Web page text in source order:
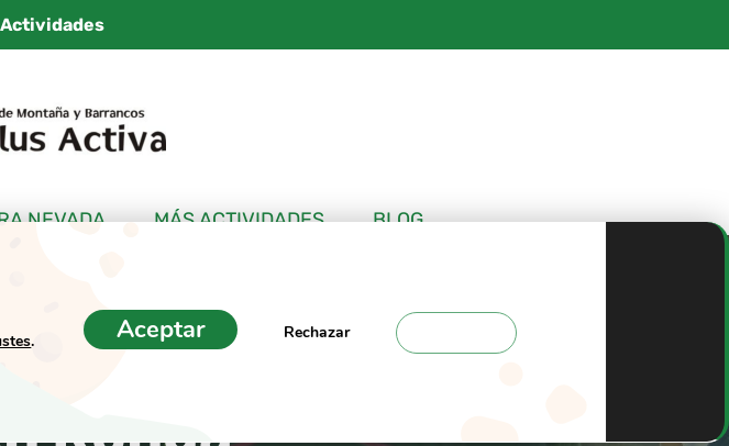
NEVADA MÁS ACTIVIDADES BLOG
. Aceptar Rechazar